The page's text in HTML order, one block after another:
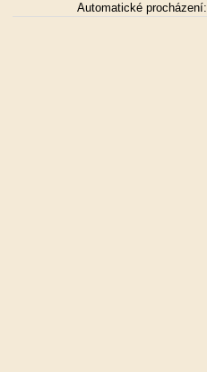
Automatické procházení: